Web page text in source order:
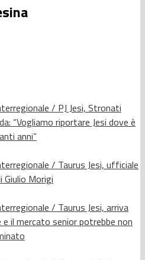
/ PJ Jesi, Stronati
“Vogliamo riportare Jesi dove è
anni”
/ Taurus Jesi, ufficiale
Giulio Morigi
/ Taurus Jesi, arriva
il mercato senior potrebbe non